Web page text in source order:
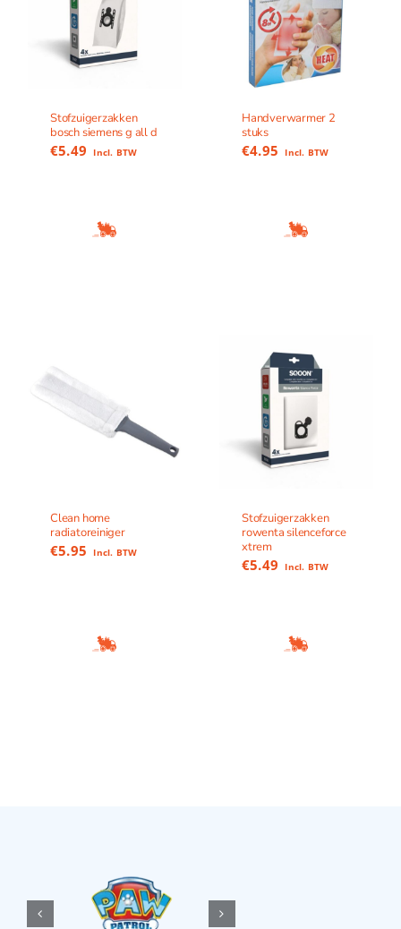
Stofzuigerzakken
bosch siemens g all d
€5.49 Incl. BTW
Handverwarmer 2
stuks
€4.95 Incl. BTW
Clean home
radiatoreiniger
€5.95 Incl. BTW
Stofzuigerzakken
rowenta silenceforce
xtrem
€5.49 Incl. BTW